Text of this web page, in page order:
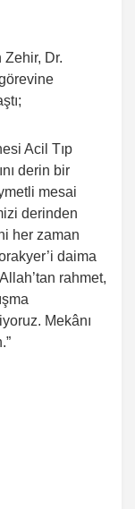
Zehir, Dr.
Acil Tıp
derin bir
mesai
derinden
her zaman
daima
rahmet,
Mekânı